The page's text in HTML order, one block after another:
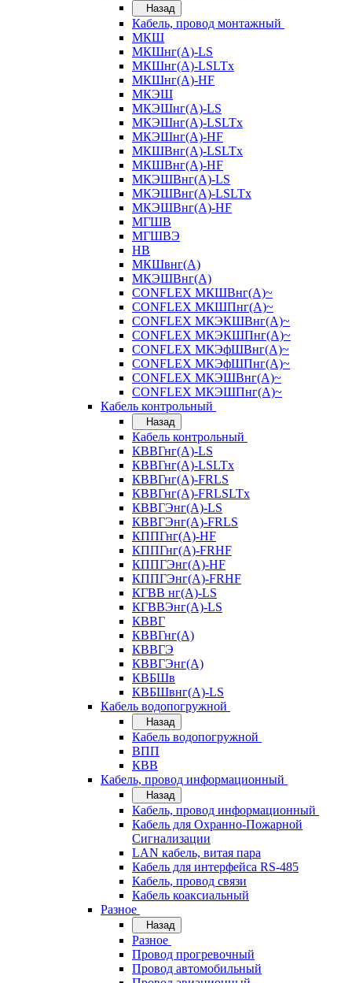
Назад
Кабель, провод монтажный
МКШ
МКШнг(А)-LS
МКШнг(А)-LSLTx
МКШнг(А)-HF
МКЭШ
МКЭШнг(А)-LS
МКЭШнг(А)-LSLTx
МКЭШнг(А)-HF
МКШВнг(A)-LSLTx
МКШВнг(А)-HF
МКЭШВнг(А)-LS
МКЭШВнг(A)-LSLTx
МКЭШВнг(А)-HF
МГШВ
МГШВЭ
НВ
МКШвнг(А)
МКЭШВнг(А)
CONFLEX МКШВнг(А)~
CONFLEX МКШПнг(А)~
CONFLEX МКЭКШВнг(А)~
CONFLEX МКЭКШПнг(А)~
CONFLEX МКЭфШВнг(А)~
CONFLEX МКЭфШПнг(А)~
CONFLEX МКЭШВнг(А)~
CONFLEX МКЭШПнг(А)~
Кабель контрольный
Назад
Кабель контрольный
КВВГнг(А)-LS
КВВГнг(А)-LSLTx
КВВГнг(А)-FRLS
КВВГнг(А)-FRLSLTx
КВВГЭнг(А)-LS
КВВГЭнг(А)-FRLS
КППГнг(А)-HF
КППГнг(А)-FRHF
КППГЭнг(А)-HF
КППГЭнг(А)-FRHF
КГВВ нг(А)-LS
КГВВЭнг(А)-LS
КВВГ
КВВГнг(А)
КВВГЭ
КВВГЭнг(А)
КВБШв
КВБШвнг(А)-LS
Кабель водопогружной
Назад
Кабель водопогружной
ВПП
КВВ
Кабель, провод информационный
Назад
Кабель, провод информационный
Кабель для Охранно-Пожарной
Сигнализации
LAN кабель, витая пара
Кабель для интерфейса RS-485
Кабель, провод связи
Кабель коаксиальный
Разное
Назад
Разное
Провод прогревочный
Провод автомобильный